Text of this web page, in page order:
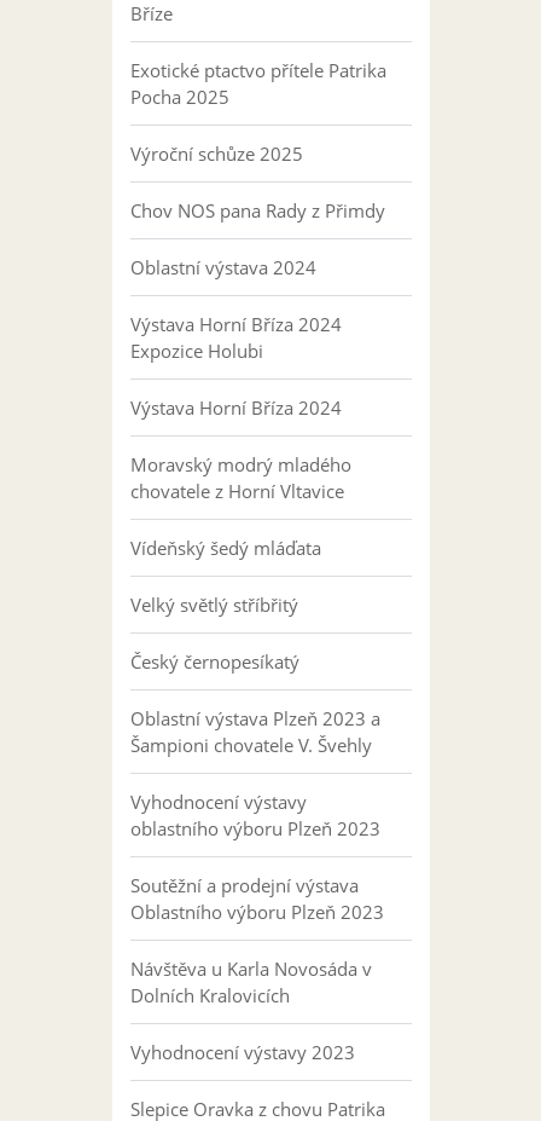
Bříze
Exotické ptactvo přítele Patrika
Pocha 2025
Výroční schůze 2025
Chov NOS pana Rady z Přimdy
Oblastní výstava 2024
Výstava Horní Bříza 2024
Expozice Holubi
Výstava Horní Bříza 2024
Moravský modrý mladého
chovatele z Horní Vltavice
Vídeňský šedý mláďata
Velký světlý stříbřitý
Český černopesíkatý
Oblastní výstava Plzeň 2023 a
Šampioni chovatele V. Švehly
Vyhodnocení výstavy
oblastního výboru Plzeň 2023
Soutěžní a prodejní výstava
Oblastního výboru Plzeň 2023
Návštěva u Karla Novosáda v
Dolních Kralovicích
Vyhodnocení výstavy 2023
Slepice Oravka z chovu Patrika